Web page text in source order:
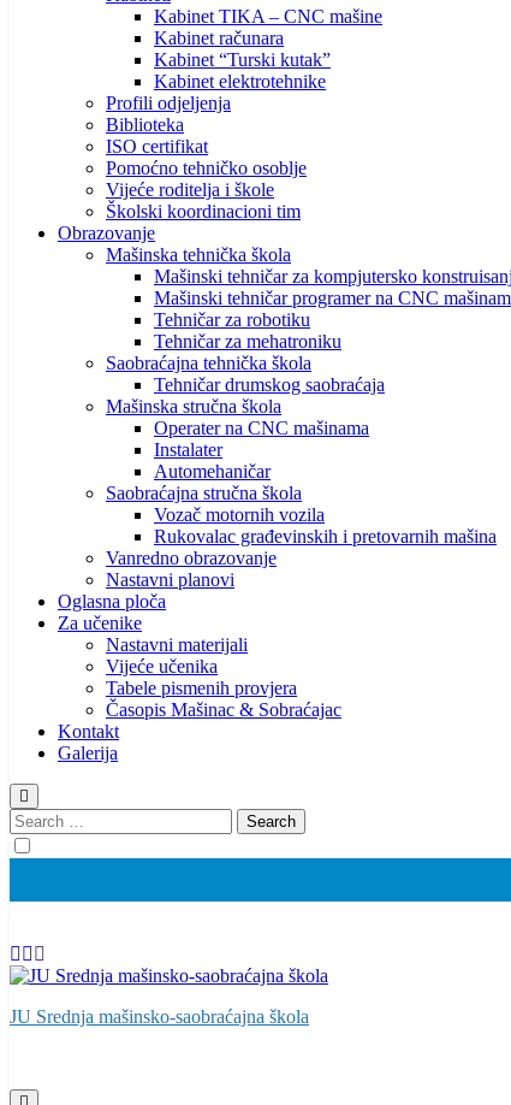
Kabinet TIKA – CNC mašine
Kabinet računara
Kabinet “Turski kutak”
Kabinet elektrotehnike
Profili odjeljenja
Biblioteka
ISO certifikat
Pomoćno tehničko osoblje
Vijeće roditelja i škole
Školski koordinacioni tim
Obrazovanje
Mašinska tehnička škola
Mašinski tehničar za kompjutersko
Mašinski tehničar programer na CNC
Tehničar za robotiku
Tehničar za mehatroniku
Saobraćajna tehnička škola
Tehničar drumskog saobraćaja
Mašinska stručna škola
Operater na CNC mašinama
Instalater
Automehaničar
Saobraćajna stručna škola
Vozač motornih vozila
Rukovalac građevinskih i pretovarnih mašina
Vanredno obrazovanje
Nastavni planovi
Oglasna ploča
Za učenike
Nastavni materijali
Vijeće učenika
Tabele pismenih provjera
Časopis Mašinac & Sobraćajac
Kontakt
Galerija
Search
for:
JU Srednja mašinsko-saobraćajna škola